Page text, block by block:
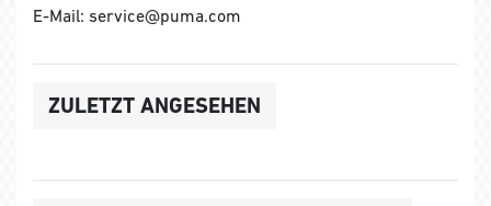
E-Mail: service@puma.com
ZULETZT ANGESEHEN